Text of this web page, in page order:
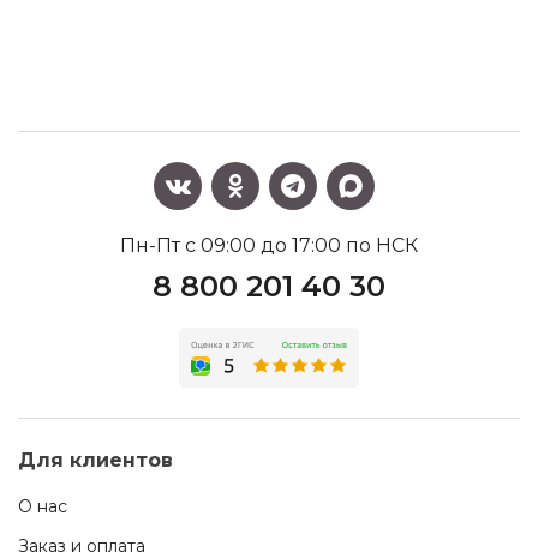
Пн-Пт с 09:00 до 17:00 по НСК
8 800 201 40 30
Для клиентов
О нас
Заказ и оплата